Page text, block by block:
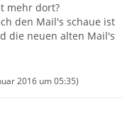
mehr dort?
den Mail's schaue ist
die neuen alten Mail's
2016 um 05:35)